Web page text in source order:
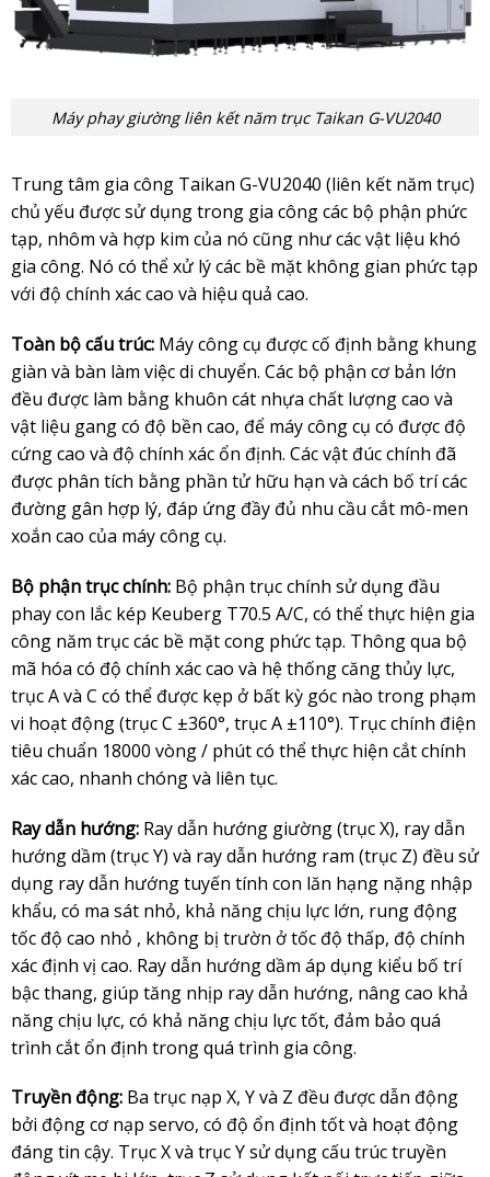
Máy phay giường liên kết năm trục Taikan G-VU2040
Trung tâm gia công Taikan G-VU2040 (liên kết năm trục)
chủ yếu được sử dụng trong gia công các bộ phận phức
tạp, nhôm và hợp kim của nó cũng như các vật liệu khó
gia công. Nó có thể xử lý các bề mặt không gian phức tạp
với độ chính xác cao và hiệu quả cao.
Toàn bộ cấu trúc:Máy công cụ được cố định bằng khung
giàn và bàn làm việc di chuyển. Các bộ phận cơ bản lớn
đều được làm bằng khuôn cát nhựa chất lượng cao và
vật liệu gang có độ bền cao, để máy công cụ có được độ
cứng cao và độ chính xác ổn định. Các vật đúc chính đã
được phân tích bằng phần tử hữu hạn và cách bố trí các
đường gân hợp lý, đáp ứng đầy đủ nhu cầu cắt mô-men
xoắn cao của máy công cụ.
Bộ phận trục chính:Bộ phận trục chính sử dụng đầu
phay con lắc kép Keuberg T70.5 A/C, có thể thực hiện gia
công năm trục các bề mặt cong phức tạp. Thông qua bộ
mã hóa có độ chính xác cao và hệ thống căng thủy lực,
trục A và C có thể được kẹp ở bất kỳ góc nào trong phạm
vi hoạt động (trục C ±360°, trục A ±110°). Trục chính điện
tiêu chuẩn 18000 vòng / phút có thể thực hiện cắt chính
xác cao, nhanh chóng và liên tục.
Ray dẫn hướng:Ray dẫn hướng giường (trục X), ray dẫn
hướng dầm (trục Y) và ray dẫn hướng ram (trục Z) đều sử
dụng ray dẫn hướng tuyến tính con lăn hạng nặng nhập
khẩu, có ma sát nhỏ, khả năng chịu lực lớn, rung động
tốc độ cao nhỏ , không bị trườn ở tốc độ thấp, độ chính
xác định vị cao. Ray dẫn hướng dầm áp dụng kiểu bố trí
bậc thang, giúp tăng nhịp ray dẫn hướng, nâng cao khả
năng chịu lực, có khả năng chịu lực tốt, đảm bảo quá
trình cắt ổn định trong quá trình gia công.
Truyền động:Ba trục nạp X, Y và Z đều được dẫn động
bởi động cơ nạp servo, có độ ổn định tốt và hoạt động
đáng tin cậy. Trục X và trục Y sử dụng cấu trúc truyền